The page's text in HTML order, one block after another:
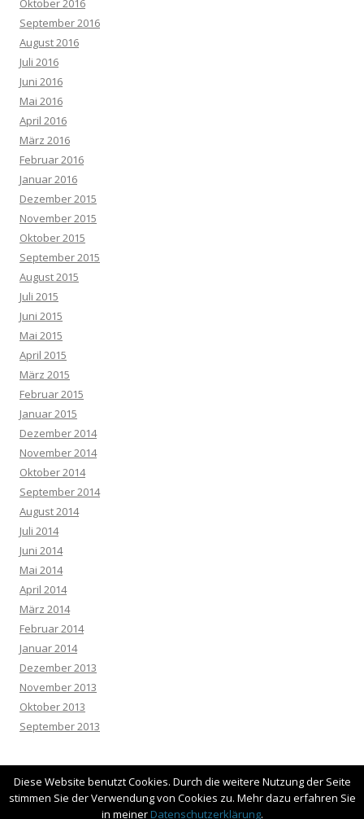
Oktober 2016
September 2016
August 2016
Juli 2016
Juni 2016
Mai 2016
April 2016
März 2016
Februar 2016
Januar 2016
Dezember 2015
November 2015
Oktober 2015
September 2015
August 2015
Juli 2015
Juni 2015
Mai 2015
April 2015
März 2015
Februar 2015
Januar 2015
Dezember 2014
November 2014
Oktober 2014
September 2014
August 2014
Juli 2014
Juni 2014
Mai 2014
April 2014
März 2014
Februar 2014
Januar 2014
Dezember 2013
November 2013
Oktober 2013
September 2013
Diese Website benutzt Cookies. Durch die weitere Nutzung der Seite
stimmen Sie der Verwendung von Cookies zu. Mehr dazu erfahren Sie
in meiner Datenschutzerklärung.